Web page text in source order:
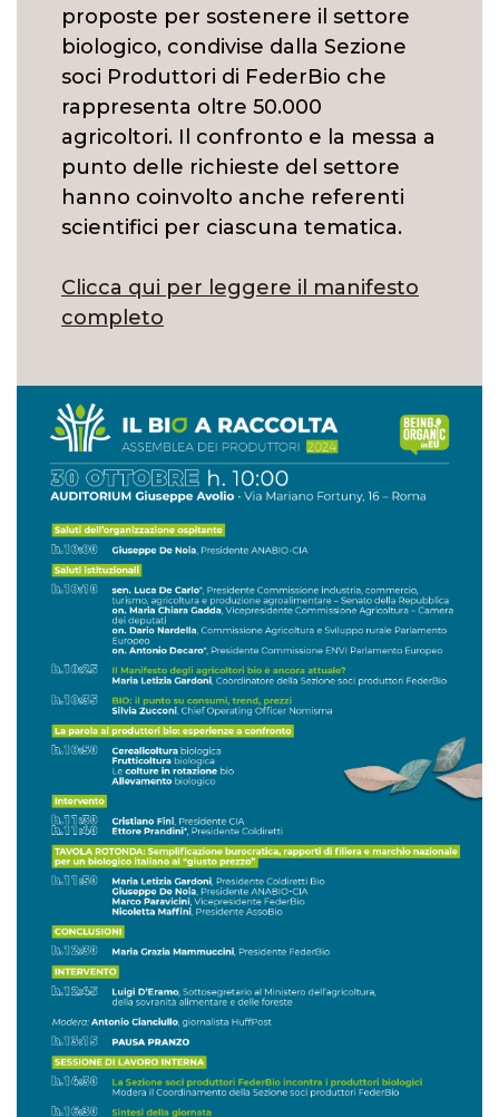
proposte per sostenere il settore
biologico, condivise dalla Sezione
soci Produttori di FederBio che
rappresenta oltre 50.000
agricoltori. Il confronto e la messa a
punto delle richieste del settore
hanno coinvolto anche referenti
scientifici per ciascuna tematica.
Clicca qui per leggere il manifesto
completo